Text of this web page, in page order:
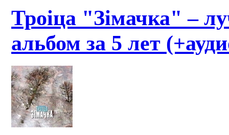
Троіца "Зімачка" –
альбом за 5 лет